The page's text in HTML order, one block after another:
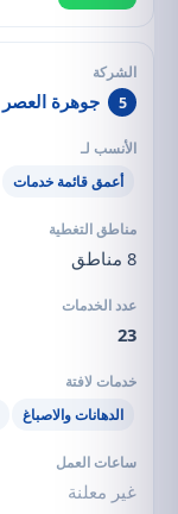
5 جوهرة العصر
أعمق قائمة خدمات
8 مناطق
23
الدهانات والاصباغ
غير معلنة